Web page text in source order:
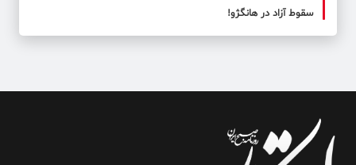
سقوط آزاد در هانگژو!